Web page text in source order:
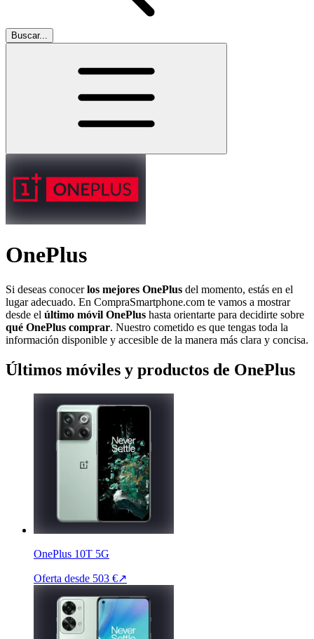
Buscar...
OnePlus
Si deseas conocerlos mejores OnePlus del momento, estás en el
lugar adecuado. En CompraSmartphone.com te vamos a mostrar
desde el último móvil OnePlus hasta orientarte para decidirte sobre
qué OnePlus comprar. Nuestro cometido es que tengas toda la
información disponible y accesible de la manera más clara y concisa.
Últimos móviles y productos de OnePlus
OnePlus 10T 5G
Oferta desde 503 €↗